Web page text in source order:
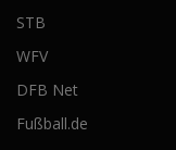
STB
WFV
DFB Net
Fußball.de